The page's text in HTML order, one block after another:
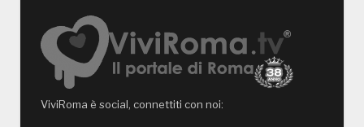
ViviRoma è social, connettiti con noi: